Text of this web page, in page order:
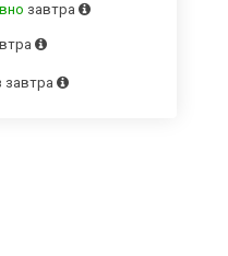
завтра
завтра